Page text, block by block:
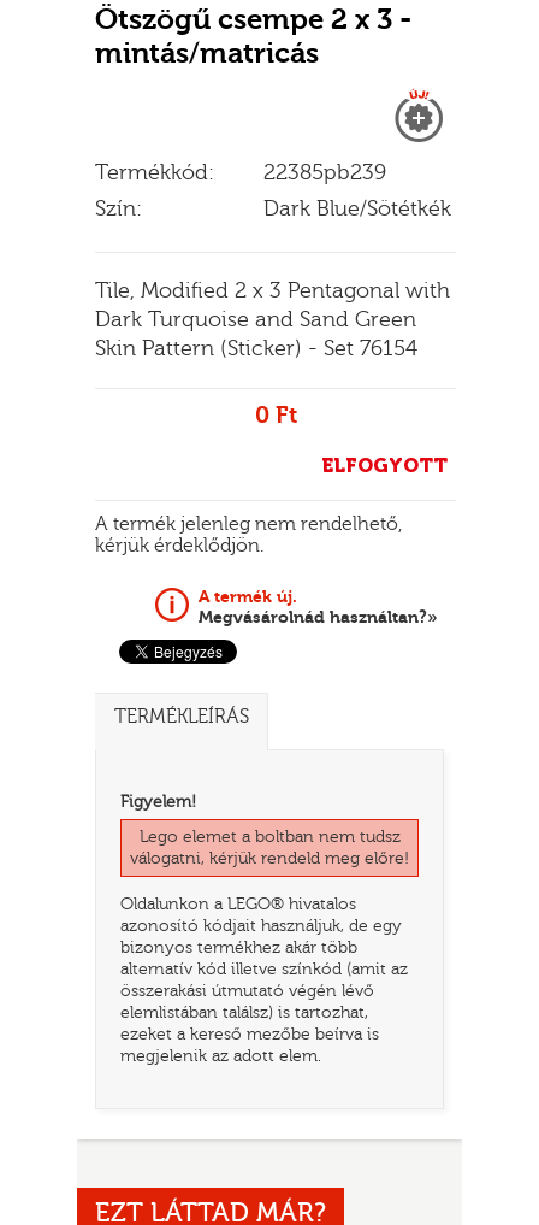
Ötszögű csempe 2 x 3 -
mintás/matricás
Termékkód:
22385pb239
Szín:
Dark Blue/Sötétkék
Tile, Modified 2 x 3 Pentagonal with
Dark Turquoise and Sand Green
Skin Pattern (Sticker) - Set 76154
0 Ft
ELFOGYOTT
A termék jelenleg nem rendelhető,
kérjük érdeklődjön.
A termék új.
Megvásárolnád használtan?»
TERMÉKLEÍRÁS
Figyelem!
Lego elemet a boltban nem tudsz
válogatni, kérjük rendeld meg előre!
Oldalunkon a LEGO® hivatalos
azonosító kódjait használjuk, de egy
bizonyos termékhez akár több
alternatív kód illetve színkód (amit az
összerakási útmutató végén lévő
elemlistában találsz) is tartozhat,
ezeket a kereső mezőbe beírva is
megjelenik az adott elem.
EZT LÁTTAD MÁR?